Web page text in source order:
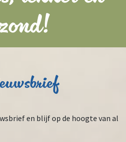
en blijf op de hoogte van al